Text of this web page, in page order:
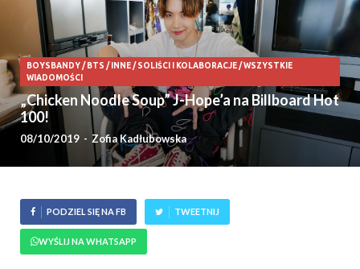
BOYSBANDY/BTS / INNE/SOLIŚCI I KOLABORACJE/WSZYSTKIE
WIADOMOŚCI
„Chicken Noodle Soup” J-Hope’a na Billboard Hot
100!
08/10/2019 - Zofia Kadłubowska
PODZIEL SIĘ NA FB TWEETNIJ
WYŚLIJ NA WHATSAPP